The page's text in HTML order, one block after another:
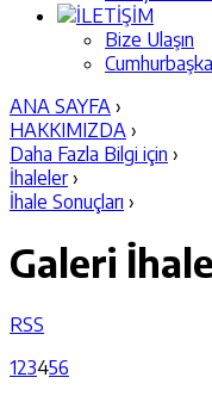
İLETİŞİM
Bize Ulaşın
ANA SAYFA ›
HAKKIMIZDA ›
Daha Fazla Bilgi için ›
İhaleler ›
İhale Sonuçları ›
Galeri
RSS
123456